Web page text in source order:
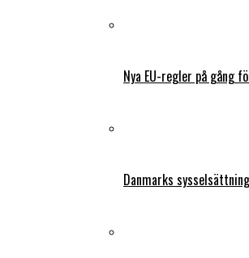
Nya EU-regler på gång
Danmarks